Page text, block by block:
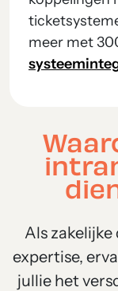
meer met
Als
expertise,
jullie het